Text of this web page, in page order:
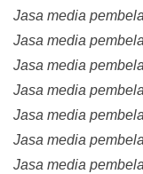
Jasa media
Jasa media
Jasa media
Jasa media
Jasa media
Jasa media
Jasa media